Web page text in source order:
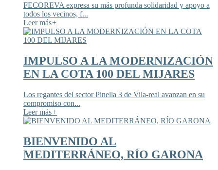
FECOREVA expresa su más profunda solidaridad y apoyo a
todos los vecinos, f...
Leer más+
IMPULSO A LA MODERNIZACIÓN
EN LA COTA 100 DEL MIJARES
Los regantes del sector Pinella 3 de Vila-real avanzan en su
compromiso con...
Leer más+
BIENVENIDO AL
MEDITERRÁNEO, RÍO GARONA